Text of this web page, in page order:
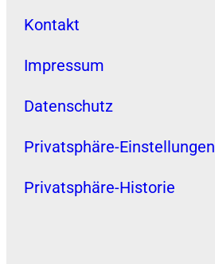
Kontakt
Impressum
Datenschutz
Privatsphäre-Einstellungen
Privatsphäre-Historie